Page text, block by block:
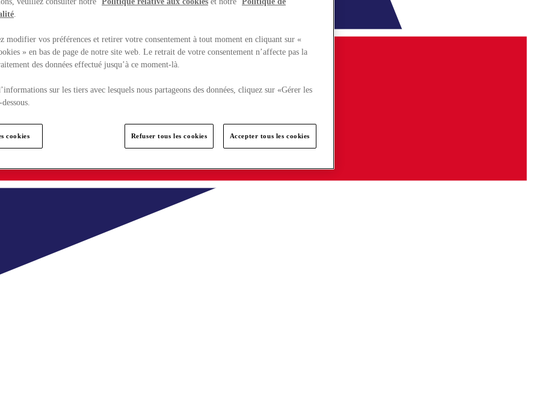
.
modifier vos préférences et retirer votre consentement à tout moment en cliquant sur «
» en bas de page de notre site web. Le retrait de votre consentement n’affecte pas la
des données effectué jusqu’à ce moment-là.
sur les tiers avec lesquels nous partageons des données, cliquez sur «Gérer les
cookies Refuser tous les cookies Accepter tous les cookies